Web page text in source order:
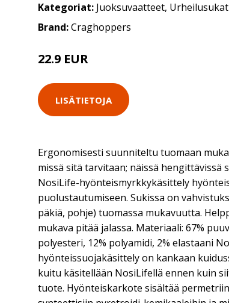
Kategoriat: Juoksuvaatteet, Urheilusukat
Brand:Craghoppers
22.9 EUR
LISÄTIETOJA
Ergonomisesti suunniteltu tuomaan
missä sitä tarvitaan; näissä hengittävissä
NosiLife-hyönteismyrkkykäsittely
puolustautumiseen. Sukissa on
päkiä, pohje) tuomassa mukavuutta.
mukava pitää jalassa. Materiaali: 67%
polyesteri, 12% polyamidi, 2% elastaani
hyönteissuojakäsittely on kankaan
kuitu käsitellään NosiLifellä ennen kuin
tuote. Hyönteiskarkote sisältää